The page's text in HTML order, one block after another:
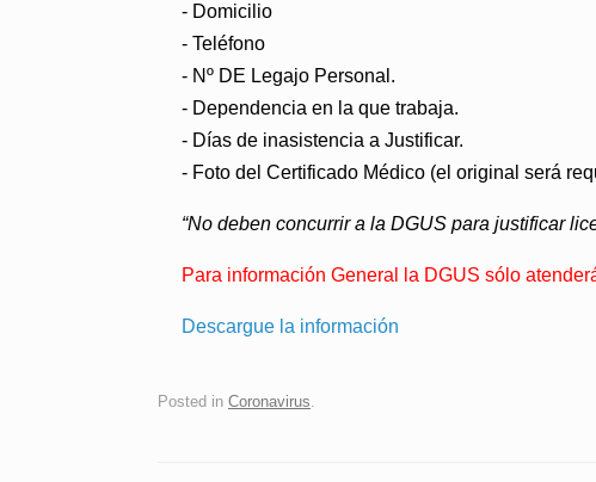
- Domicilio
- Teléfono
- Nº DE Legajo Personal.
- Dependencia en la que trabaja.
- Días de inasistencia a Justificar.
- Foto del Certificado Médico (el original será
“No deben concurrir a la DGUS para justificar
Para información General la DGUS sólo
Descargue la información
Posted in Coronavirus.